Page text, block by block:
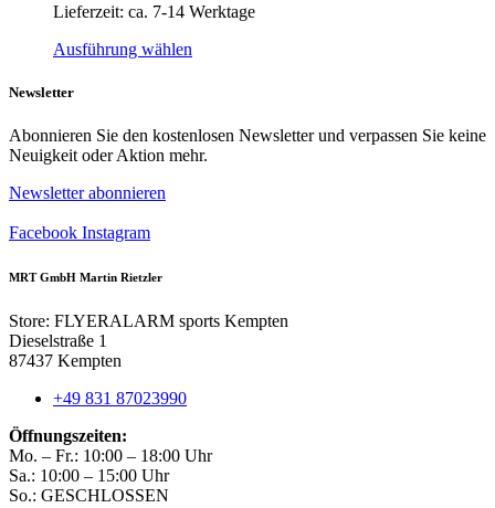
werden
Lieferzeit: ca. 7-14 Werktage
Ausführung wählen
Varianten
auf.
Die
Newsletter
Abonnieren Sie den kostenlosen Newsletter und verpassen Sie keine
Neuigkeit oder Aktion mehr.
Newsletter abonnieren
Facebook Instagram
MRT GmbH Martin Rietzler
Store: FLYERALARM sports Kempten
Dieselstraße 1
87437 Kempten
+49 831 87023990
Öffnungszeiten:
Mo. – Fr.: 10:00 – 18:00 Uhr
Sa.: 10:00 – 15:00 Uhr
So.: GESCHLOSSEN